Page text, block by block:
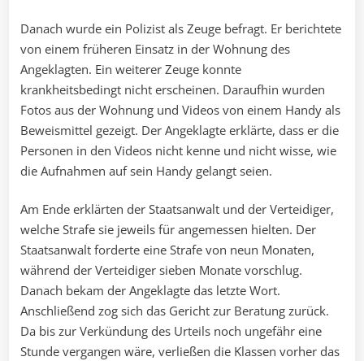
Danach wurde ein Polizist als Zeuge befragt. Er berichtete
von einem früheren Einsatz in der Wohnung des
Angeklagten. Ein weiterer Zeuge konnte
krankheitsbedingt nicht erscheinen. Daraufhin wurden
Fotos aus der Wohnung und Videos von einem Handy als
Beweismittel gezeigt. Der Angeklagte erklärte, dass er die
Personen in den Videos nicht kenne und nicht wisse, wie
die Aufnahmen auf sein Handy gelangt seien.
Am Ende erklärten der Staatsanwalt und der Verteidiger,
welche Strafe sie jeweils für angemessen hielten. Der
Staatsanwalt forderte eine Strafe von neun Monaten,
während der Verteidiger sieben Monate vorschlug.
Danach bekam der Angeklagte das letzte Wort.
Anschließend zog sich das Gericht zur Beratung zurück.
Da bis zur Verkündung des Urteils noch ungefähr eine
Stunde vergangen wäre, verließen die Klassen vorher das